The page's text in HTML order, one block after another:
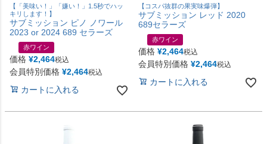
【「美味い！」「嫌い！」1.5秒でハッ
キリします！】
サブミッション ピノ ノワール
2023 or 2024 689 セラーズ
赤ワイン
価格 ¥2,464税込
会員特別価格 ¥2,464税込
カートに入れる
【コスパ抜群の果実味爆弾】
サブミッション レッド 2020
689セラーズ
赤ワイン
価格 ¥2,464税込
会員特別価格 ¥2,464税込
カートに入れる